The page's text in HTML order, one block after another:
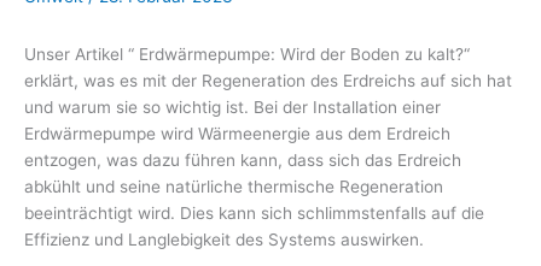
Unser Artikel “ Erdwärmepumpe: Wird der Boden zu kalt?“
erklärt, was es mit der Regeneration des Erdreichs auf sich hat
und warum sie so wichtig ist. Bei der Installation einer
Erdwärmepumpe wird Wärmeenergie aus dem Erdreich
entzogen, was dazu führen kann, dass sich das Erdreich
abkühlt und seine natürliche thermische Regeneration
beeinträchtigt wird. Dies kann sich schlimmstenfalls auf die
Effizienz und Langlebigkeit des Systems auswirken.